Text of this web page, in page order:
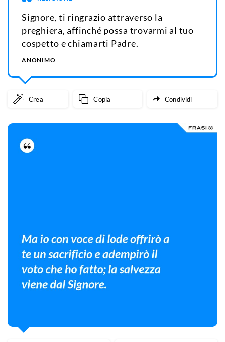
Signore, ti ringrazio attraverso la
preghiera, affinché possa trovarmi al tuo
cospetto e chiamarti Padre.
ANONIMO
Crea Copia Condividi